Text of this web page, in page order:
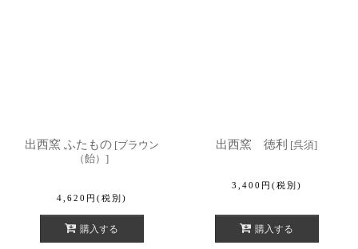
出西窯 ふたもの [ブラウン
（飴） ]
4,620 円 (税別)
購入する
出西窯 徳利 [呉須]
3,400 円 (税別)
購入する